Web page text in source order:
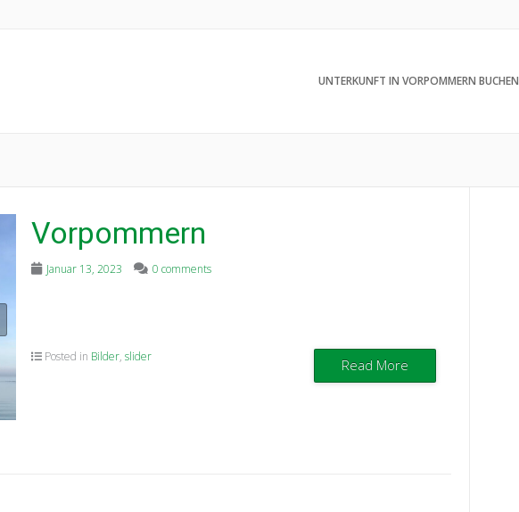
UNTERKUNFT IN VORPOMMERN BUCHEN
Vorpommern
Januar 13, 2023 0 comments
Posted in Bilder, slider Read More